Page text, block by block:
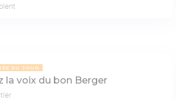
DU JOUR
la voix du bon Berger